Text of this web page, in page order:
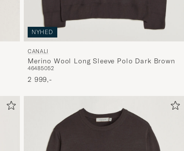
NYHED
CANALI
Merino Wool Long Sleeve Polo Dark Brown
46485052
2 999,-